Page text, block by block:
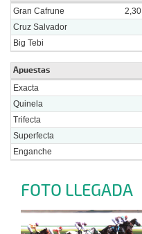
Gran Cafrune 2,30
Cruz Salvador
Big Tebi
Apuestas
Exacta
Quinela
Trifecta
Superfecta
Enganche
FOTO LLEGADA